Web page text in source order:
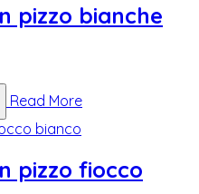
pizzo bianche
Read More
pizzo fiocco